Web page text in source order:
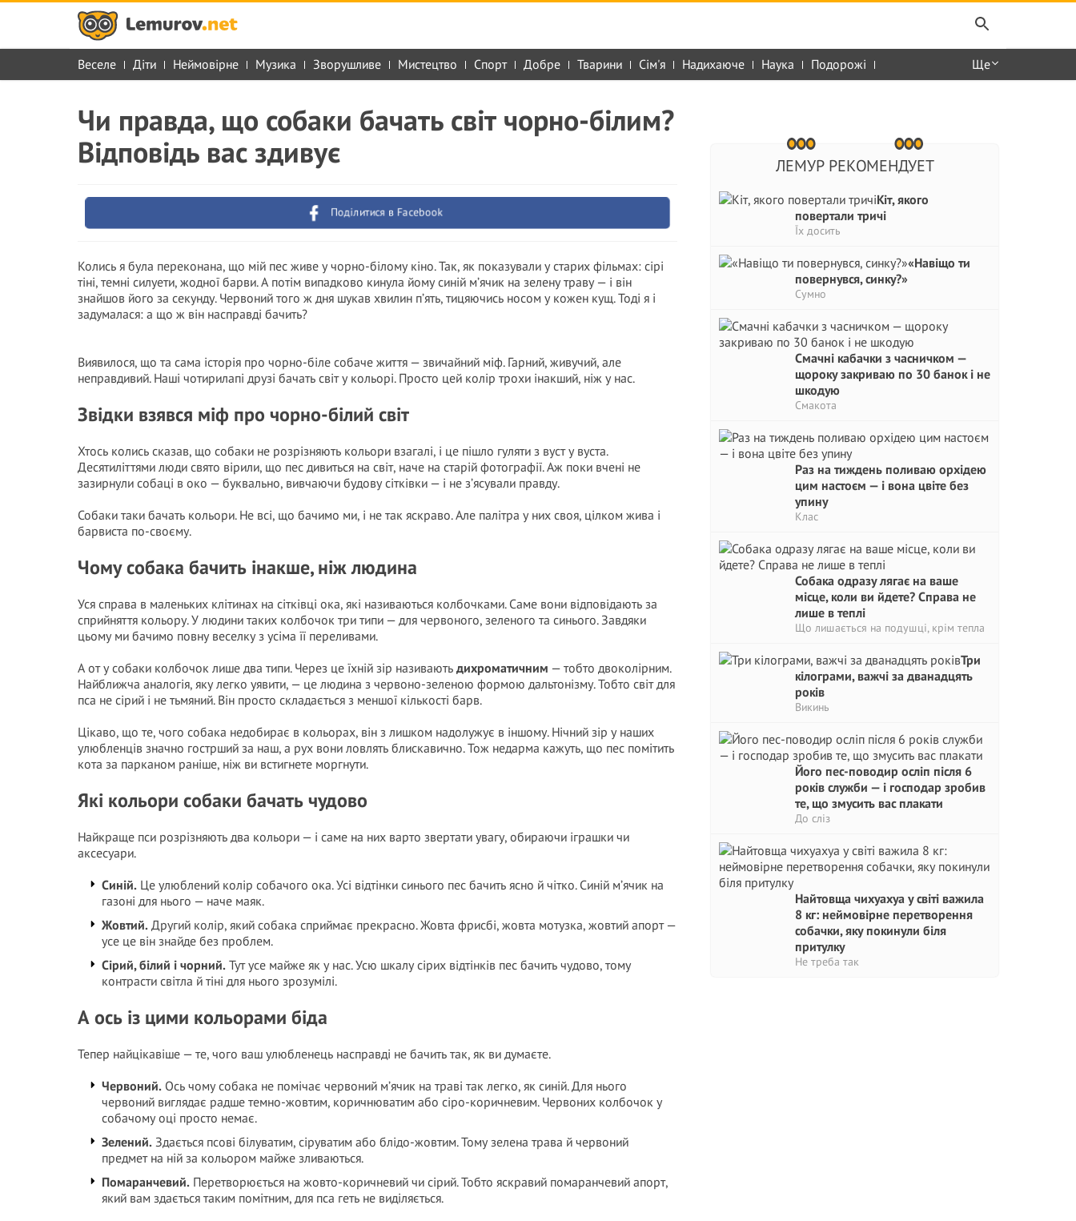
Веселе Діти Неймовірне Музика Зворушливе Мистецтво Спорт Добре Тварини Сім'я Надихаюче Наука Подорожі Ще
ЛЕМУР РЕКОМЕНДУЕТ
Кіт, якого
повертали тричі
Їх досить
«Навіщо ти
повернувся, синку?»
Сумно
Смачні кабачки з часничком —
щороку закриваю по 30 банок і не
шкодую
Смакота
Раз на тиждень поливаю орхідею
цим настоєм — і вона цвіте без
упину
Клас
Собака одразу лягає на ваше
місце, коли ви йдете? Справа не
лише в теплі
Що лишається на подушці, крім тепла
Три
кілограми, важчі за дванадцять
років
Викинь
Його пес-поводир осліп після 6
років служби — і господар зробив
те, що змусить вас плакати
До сліз
Найтовща чихуахуа у світі важила
8 кг: неймовірне перетворення
собачки, яку покинули біля
притулку
Не треба так
Чи правда, що собаки бачать світ чорно-білим?
Відповідь вас здивує
Поділитися в Facebook
Колись я була переконана, що мій пес живе у чорно-білому кіно. Так, як показували у старих фільмах: сірі
тіні, темні силуети, жодної барви. А потім випадково кинула йому синій м’ячик на зелену траву — і він
знайшов його за секунду. Червоний того ж дня шукав хвилин п’ять, тицяючись носом у кожен кущ. Тоді я і
задумалася: а що ж він насправді бачить?
Виявилося, що та сама історія про чорно-біле собаче життя — звичайний міф. Гарний, живучий, але
неправдивий. Наші чотирилапі друзі бачать світ у кольорі. Просто цей колір трохи інакший, ніж у нас.
Звідки взявся міф про чорно-білий світ
Хтось колись сказав, що собаки не розрізняють кольори взагалі, і це пішло гуляти з вуст у вуста.
Десятиліттями люди свято вірили, що пес дивиться на світ, наче на старій фотографії. Аж поки вчені не
зазирнули собаці в око — буквально, вивчаючи будову сітківки — і не з’ясували правду.
Собаки таки бачать кольори. Не всі, що бачимо ми, і не так яскраво. Але палітра у них своя, цілком жива і
барвиста по-своєму.
Чому собака бачить інакше, ніж людина
Уся справа в маленьких клітинах на сітківці ока, які називаються колбочками. Саме вони відповідають за
сприйняття кольору. У людини таких колбочок три типи — для червоного, зеленого та синього. Завдяки
цьому ми бачимо повну веселку з усіма її переливами.
А от у собаки колбочок лише два типи. Через це їхній зір називають дихроматичним — тобто двоколірним.
Найближча аналогія, яку легко уявити, — це людина з червоно-зеленою формою дальтонізму. Тобто світ для
пса не сірий і не тьмяний. Він просто складається з меншої кількості барв.
Цікаво, що те, чого собака недобирає в кольорах, він з лишком надолужує в іншому. Нічний зір у наших
улюбленців значно гострший за наш, а рух вони ловлять блискавично. Тож недарма кажуть, що пес помітить
кота за парканом раніше, ніж ви встигнете моргнути.
Які кольори собаки бачать чудово
Найкраще пси розрізняють два кольори — і саме на них варто звертати увагу, обираючи іграшки чи
аксесуари.
Синій. Це улюблений колір собачого ока. Усі відтінки синього пес бачить ясно й чітко. Синій м’ячик на
газоні для нього — наче маяк.
Жовтий. Другий колір, який собака сприймає прекрасно. Жовта фрисбі, жовта мотузка, жовтий апорт —
усе це він знайде без проблем.
Сірий, білий і чорний. Тут усе майже як у нас. Усю шкалу сірих відтінків пес бачить чудово, тому
контрасти світла й тіні для нього зрозумілі.
А ось із цими кольорами біда
Тепер найцікавіше — те, чого ваш улюбленець насправді не бачить так, як ви думаєте.
Червоний. Ось чому собака не помічає червоний м’ячик на траві так легко, як синій. Для нього
червоний виглядає радше темно-жовтим, коричнюватим або сіро-коричневим. Червоних колбочок у
собачому оці просто немає.
Зелений. Здається псові білуватим, сіруватим або блідо-жовтим. Тому зелена трава й червоний
предмет на ній за кольором майже зливаються.
Помаранчевий. Перетворюється на жовто-коричневий чи сірий. Тобто яскравий помаранчевий апорт,
який вам здається таким помітним, для пса геть не виділяється.